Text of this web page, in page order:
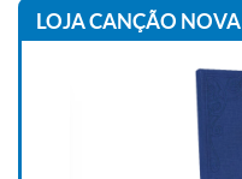
LOJA CANÇÃO NOVA